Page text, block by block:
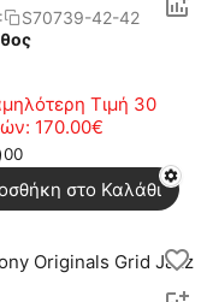
S70739-42-42
Τιμή 30
170.00€
00
στο Καλάθι
Originals Grid Jazz